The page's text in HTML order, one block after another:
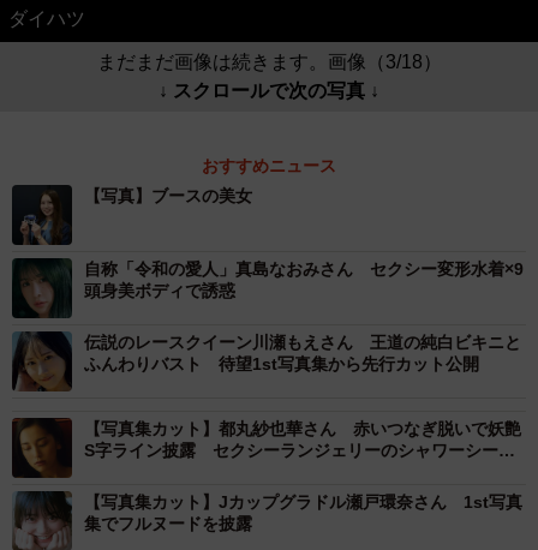
ダイハツ
まだまだ画像は続きます。画像（3/18）
↓ スクロールで次の写真 ↓
おすすめニュース
【写真】ブースの美女
自称「令和の愛人」真島なおみさん セクシー変形水着×9
頭身美ボディで誘惑
伝説のレースクイーン川瀬もえさん 王道の純白ビキニと
ふんわりバスト 待望1st写真集から先行カット公開
【写真集カット】都丸紗也華さん 赤いつなぎ脱いで妖艶
S字ライン披露 セクシーランジェリーのシャワーシーン
【写真集カット】Jカップグラドル瀬戸環奈さん 1st写真
集でフルヌードを披露